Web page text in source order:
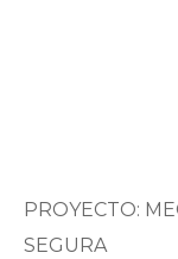
PROYECTO:
SEGURA